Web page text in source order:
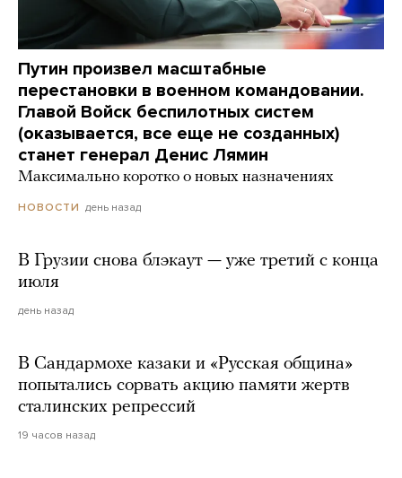
Путин произвел масштабные
перестановки в военном командовании.
Главой Войск беспилотных систем
(оказывается, все еще не созданных)
станет генерал Денис Лямин
Максимально коротко о новых назначениях
НОВОСТИ день назад
В Грузии снова блэкаут — уже третий с конца
июля
день назад
В Сандармохе казаки и «Русская община»
попытались сорвать акцию памяти жертв
сталинских репрессий
19 часов назад